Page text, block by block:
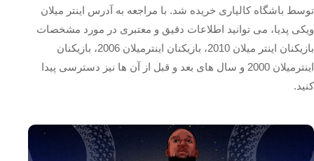
توسط باشگاه کالیاری خریده شد. با مراجعه به آدرس اینتر میلان
ویکی پدیا، می توانید اطلاعات دقیق و معتبری در مورد مشخصات
بازیکنان اینتر میلان 2010، بازیکنان اینترمیلان 2006، بازیکنان
اینترمیلان 2000 و سال های بعد و قبل از آن ها نیز دسترسی پیدا
کنید.